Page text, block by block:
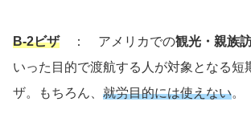
B-2ビザ： アメリカでの観光・親族
いった目的で渡航する人が対象となる短
ザ。もちろん、 就労目的には使えない。